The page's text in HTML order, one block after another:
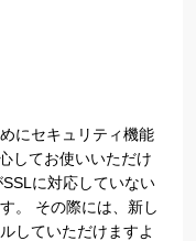
にセキュリティ機能
してお使いいただけ
に対応していない
。 その際には、新し
していただけますよ